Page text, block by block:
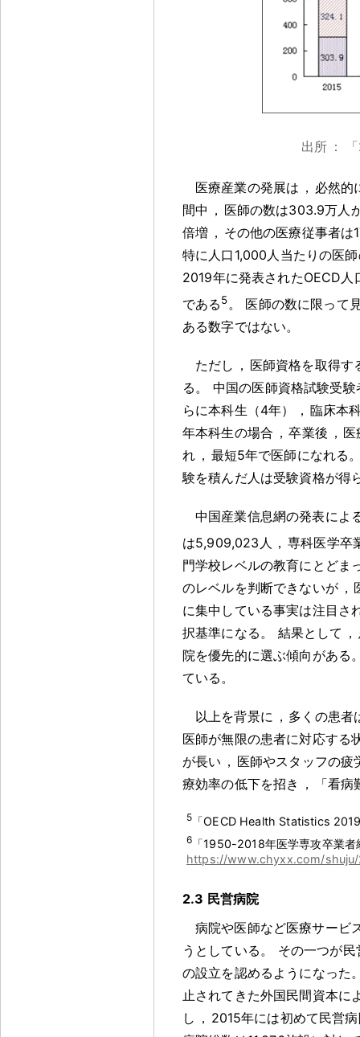
出所 ：
医療産業の発展は ， 必然的
間中 ， 医師の数は303.9万人
倍増 ， その他の医療従事者は
特に人口1,000人当たりの医
2019年に発表されたOECD
である5。
医師の数に限って
ある数字ではない。
ただし ， 医師資格を取得す
る。
中国の医師資格試験受験
らに本科生（4年）
， 臨床本
年本科生の場合 ， 卒業後 ， 医
れ ， 最短5年で医師になれる
験を積んだ人は受験資格が得
中国産業信息網の発表によ
は5,909,023人 ， 専科医学卒
門学校レベルの教育にとどま
のレベルを判断できないが ，
に集中している事実は注目さ
択基準になる。 結果として ，
院を優先的に選ぶ傾向がある
ている。
以上を背景に ， 多くの患者
医師が無限の患者に対応する
が長い ， 医師やスタッフの疲
療効率の低下を招き ， 「看
5 「OECD Health Statistics
6 「1950-2018年医学専攻卒業者
https://www.chyxx.com/
2.3 民営病院
病院や医師など医療サービ
うとしている。
その一つが
の設立を認めるようになった
止されてきた外国民間資本に
し ， 2015年には初めて民営